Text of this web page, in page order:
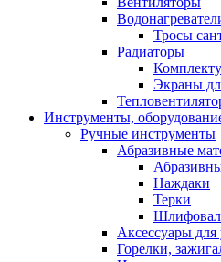
Тросы
Радиаторы
Экраны
Инструменты,
Ручные инструменты
Абразивные
Наждаки
Терки
Аксессуары
Горелки,